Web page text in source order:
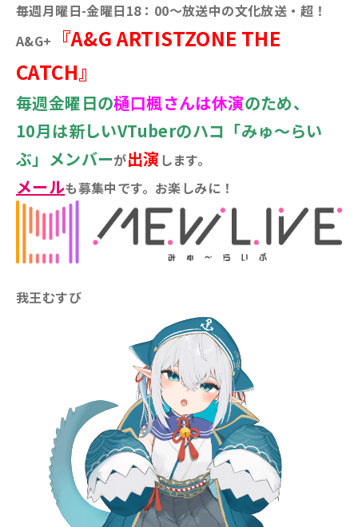
毎週月曜日-金曜日18：00～放送中の文化放送・超！
A&G+
『A&G ARTISTZONE THE
CATCH』
毎週金曜日の樋口楓さんは休演のため、
10月は新しいVTuberのハコ「みゅ～らい
ぶ」メンバーが出演 します。
メールも募集中です。お楽しみに！
我王むすび